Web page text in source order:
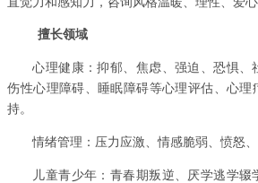
擅长领域
心理健康：抑郁、焦虑、强迫、恐惧、
伤性心理障碍、睡眠障碍等心理评估、 心理
持。
情绪管理 ：压力应激、情感脆弱、愤怒
儿童青少年：青春期叛逆、厌学逃学辍